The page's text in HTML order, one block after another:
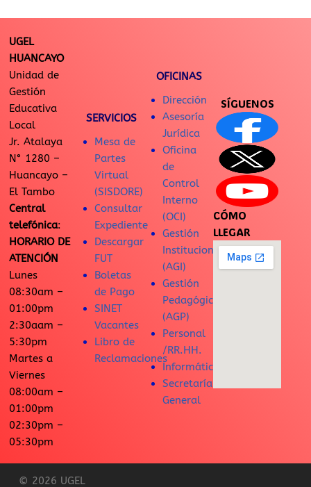
UGEL
HUANCAYO
Unidad de
Gestión
Educativa
Local
Jr. Atalaya
N° 1280 –
Huancayo –
El Tambo
Central
telefónica:
HORARIO DE
ATENCIÓN
Lunes
08:30am –
01:00pm
2:30aam –
5:30pm
Martes a
Viernes
08:00am –
01:00pm
02:30pm –
05:30pm
SERVICIOS
Mesa de
Partes
Virtual
(SISDORE)
Consultar
Expediente
Descargar
FUT
Boletas
de Pago
SINET
Vacantes
Libro de
Reclamaciones
OFICINAS
Dirección
Asesoría
Jurídica
Oficina
de
Control
Interno
(OCI)
Gestión
Institucional
(AGI)
Gestión
Pedagógica
(AGP)
Personal
/RR.HH.
Informática
Secretaría
General
SÍGUENOS
CÓMO
LLEGAR
© 2026 UGEL